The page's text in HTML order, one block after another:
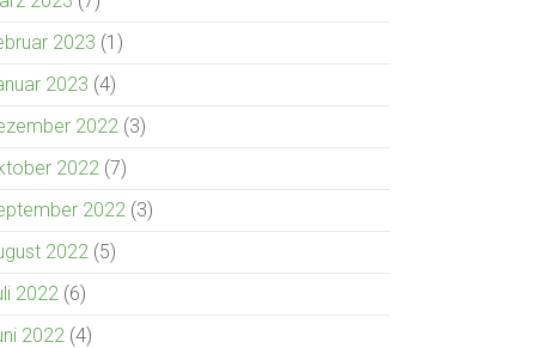
2023 (1)
2023 (4)
2022 (3)
2022 (7)
2022 (3)
2022 (5)
2022 (6)
2022 (4)